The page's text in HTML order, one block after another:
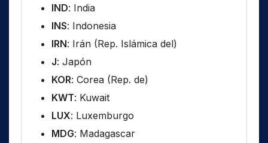
IND: India
INS: Indonesia
IRN: Irán (Rep. Islámica del)
J: Japón
KOR: Corea (Rep. de)
KWT: Kuwait
LUX: Luxemburgo
MDG: Madagascar